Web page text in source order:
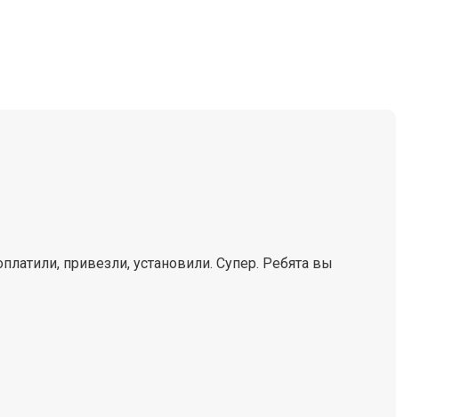
привезли, установили. Супер. Ребята вы